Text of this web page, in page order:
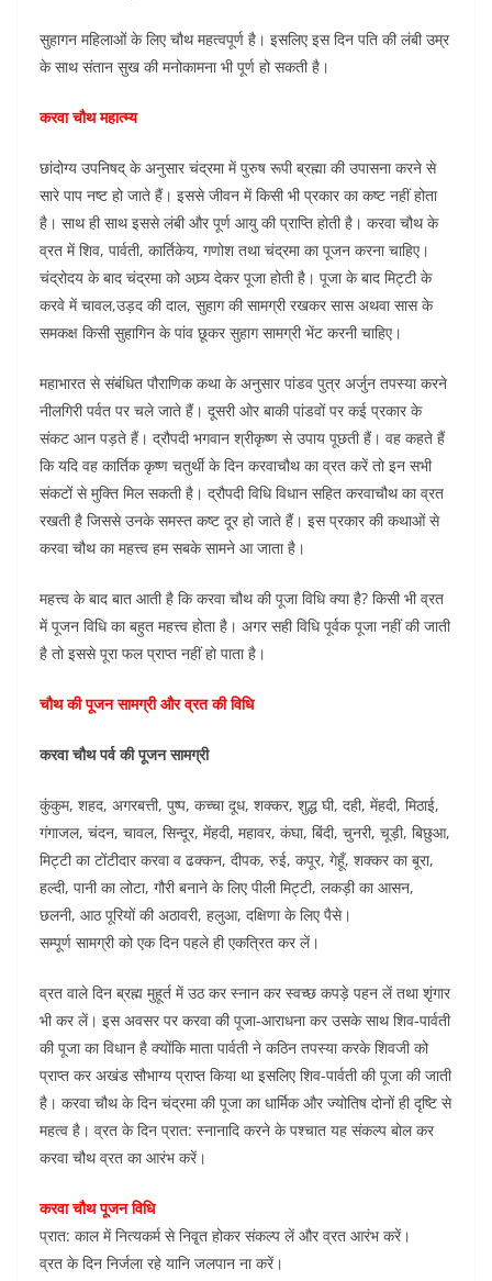
सुहागन महिलाओं के लिए चौथ महत्वपूर्ण है। इसलिए इस दिन पति की लंबी उम्र
के साथ संतान सुख की मनोकामना भी पूर्ण हो सकती है।
करवा चौथ महात्म्य
छांदोग्य उपनिषद् के अनुसार चंद्रमा में पुरुष रूपी ब्रह्मा की उपासना करने से
सारे पाप नष्ट हो जाते हैं। इससे जीवन में किसी भी प्रकार का कष्ट नहीं होता
है। साथ ही साथ इससे लंबी और पूर्ण आयु की प्राप्ति होती है। करवा चौथ के
व्रत में शिव, पार्वती, कार्तिकेय, गणोश तथा चंद्रमा का पूजन करना चाहिए।
चंद्रोदय के बाद चंद्रमा को अघ्र्य देकर पूजा होती है। पूजा के बाद मिट्टी के
करवे में चावल,उड़द की दाल, सुहाग की सामग्री रखकर सास अथवा सास के
समकक्ष किसी सुहागिन के पांव छूकर सुहाग सामग्री भेंट करनी चाहिए।
महाभारत से संबंधित पौराणिक कथा के अनुसार पांडव पुत्र अर्जुन तपस्या करने
नीलगिरी पर्वत पर चले जाते हैं। दूसरी ओर बाकी पांडवों पर कई प्रकार के
संकट आन पड़ते हैं। द्रौपदी भगवान श्रीकृष्ण से उपाय पूछती हैं। वह कहते हैं
कि यदि वह कार्तिक कृष्ण चतुर्थी के दिन करवाचौथ का व्रत करें तो इन सभी
संकटों से मुक्ति मिल सकती है। द्रौपदी विधि विधान सहित करवाचौथ का व्रत
रखती है जिससे उनके समस्त कष्ट दूर हो जाते हैं। इस प्रकार की कथाओं से
करवा चौथ का महत्त्व हम सबके सामने आ जाता है।
महत्त्व के बाद बात आती है कि करवा चौथ की पूजा विधि क्या है? किसी भी व्रत
में पूजन विधि का बहुत महत्त्व होता है। अगर सही विधि पूर्वक पूजा नहीं की जाती
है तो इससे पूरा फल प्राप्त नहीं हो पाता है।
चौथ की पूजन सामग्री और व्रत की विधि
करवा चौथ पर्व की पूजन सामग्री
कुंकुम, शहद, अगरबत्ती, पुष्प, कच्चा दूध, शक्कर, शुद्ध घी, दही, मेंहदी, मिठाई,
गंगाजल, चंदन, चावल, सिन्दूर, मेंहदी, महावर, कंघा, बिंदी, चुनरी, चूड़ी, बिछुआ,
मिट्टी का टोंटीदार करवा व ढक्कन, दीपक, रुई, कपूर, गेहूँ, शक्कर का बूरा,
हल्दी, पानी का लोटा, गौरी बनाने के लिए पीली मिट्टी, लकड़ी का आसन,
छलनी, आठ पूरियों की अठावरी, हलुआ, दक्षिणा के लिए पैसे।
सम्पूर्ण सामग्री को एक दिन पहले ही एकत्रित कर लें।
व्रत वाले दिन ब्रह्म मुहूर्त में उठ कर स्नान कर स्वच्छ कपड़े पहन लें तथा शृंगार
भी कर लें। इस अवसर पर करवा की पूजा-आराधना कर उसके साथ शिव-पार्वती
की पूजा का विधान है क्योंकि माता पार्वती ने कठिन तपस्या करके शिवजी को
प्राप्त कर अखंड सौभाग्य प्राप्त किया था इसलिए शिव-पार्वती की पूजा की जाती
है। करवा चौथ के दिन चंद्रमा की पूजा का धार्मिक और ज्योतिष दोनों ही दृष्टि से
महत्व है। व्रत के दिन प्रात: स्नानादि करने के पश्चात यह संकल्प बोल कर
करवा चौथ व्रत का आरंभ करें।
करवा चौथ पूजन विधि
प्रात: काल में नित्यकर्म से निवृ्त होकर संकल्प लें और व्रत आरंभ करें।
व्रत के दिन निर्जला रहे यानि जलपान ना करें।